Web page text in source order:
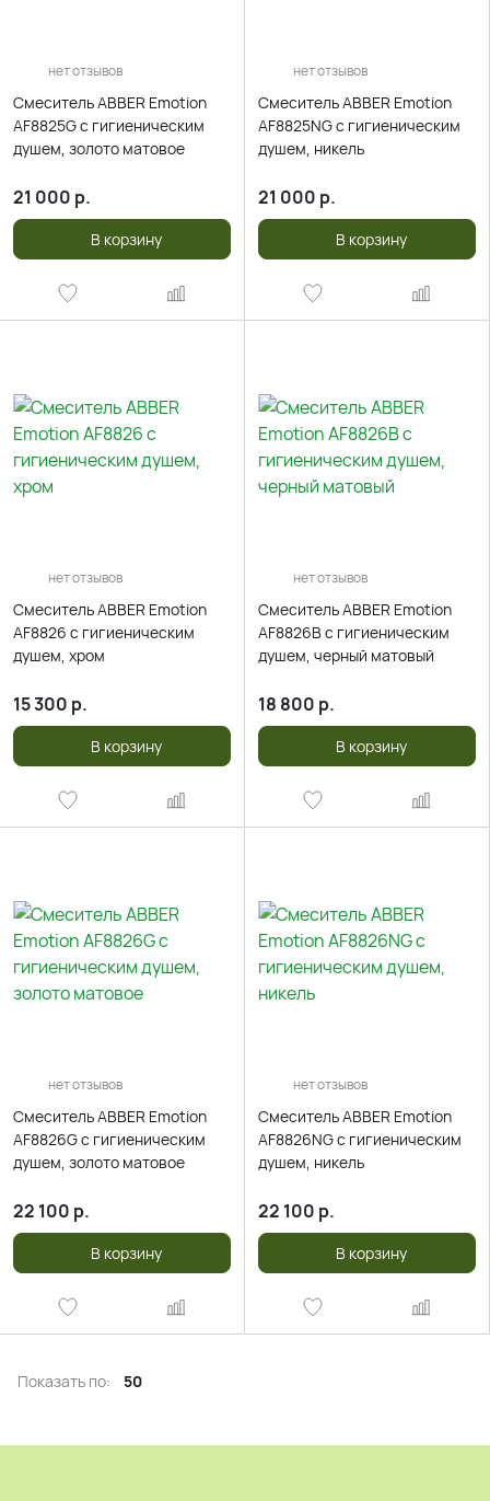
нет отзывов
Смеситель ABBER Emotion
AF8825G с гигиеническим
душем, золото матовое
21 000 р.
В корзину
нет отзывов
Смеситель ABBER Emotion
AF8825NG с гигиеническим
душем, никель
21 000 р.
В корзину
нет отзывов
Смеситель ABBER Emotion
AF8826 с гигиеническим
душем, хром
15 300 р.
В корзину
нет отзывов
Смеситель ABBER Emotion
AF8826B с гигиеническим
душем, черный матовый
18 800 р.
В корзину
нет отзывов
Смеситель ABBER Emotion
AF8826G с гигиеническим
душем, золото матовое
22 100 р.
В корзину
нет отзывов
Смеситель ABBER Emotion
AF8826NG с гигиеническим
душем, никель
22 100 р.
В корзину
Показать по: 50